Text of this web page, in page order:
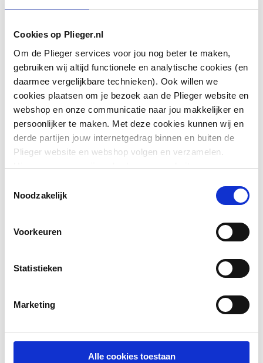
Cookies op Plieger.nl
Om de Plieger services voor jou nog beter te maken,
gebruiken wij altijd functionele en analytische cookies (en
daarmee vergelijkbare technieken). Ook willen we
cookies plaatsen om je bezoek aan de Plieger website en
webshop en onze communicatie naar jou makkelijker en
persoonlijker te maken. Met deze cookies kunnen wij en
derde partijen jouw internetgedrag binnen en buiten de
Plieger website en webshop volgen en verzamelen.
Hiermee passen wij en derden onze website, app,
We slaan je cookievoorkeur op in je browser.
Noodzakelijk
Voorkeuren
Statistieken
Marketing
Alle cookies toestaan
Materiaal
Oppervlaktebeschermin
Lengte
Met sluitring
Met afdekkap